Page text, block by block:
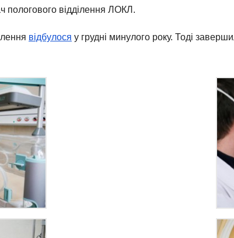
пологового відділення ЛОКЛ.
відбулося у грудні минулого року. Тоді